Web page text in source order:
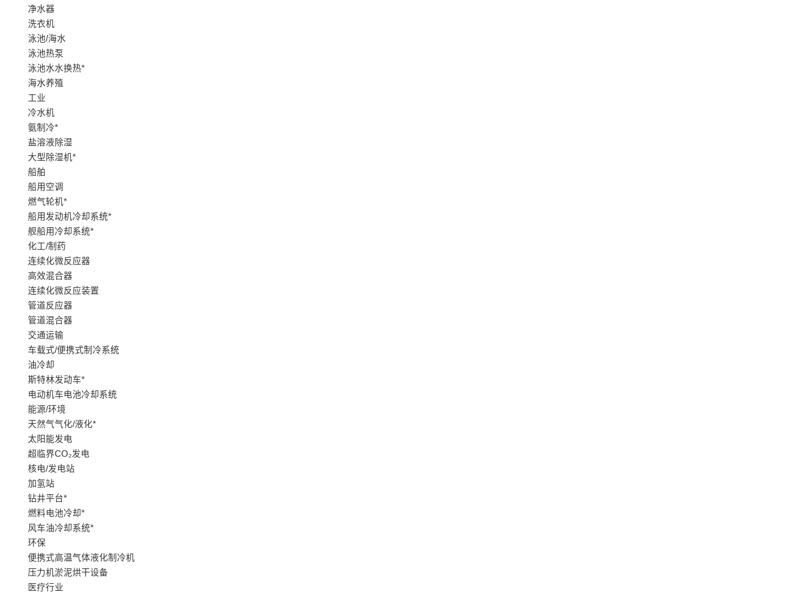
净水器
洗衣机
泳池/海水
泳池热泵
泳池水水换热*
海水养殖
工业
冷水机
氨制冷*
盐溶液除湿
大型除湿机*
船舶
船用空调
燃气轮机*
船用发动机冷却系统*
舰船用冷却系统*
化工/制药
连续化微反应器
高效混合器
连续化微反应装置
管道反应器
管道混合器
交通运输
车载式/便携式制冷系统
油冷却
斯特林发动车*
电动机车电池冷却系统
能源/环境
天然气气化/液化*
太阳能发电
超临界CO₂发电
核电/发电站
加氢站
钻井平台*
燃料电池冷却*
风车油冷却系统*
环保
便携式高温气体液化制冷机
压力机淤泥烘干设备
医疗行业